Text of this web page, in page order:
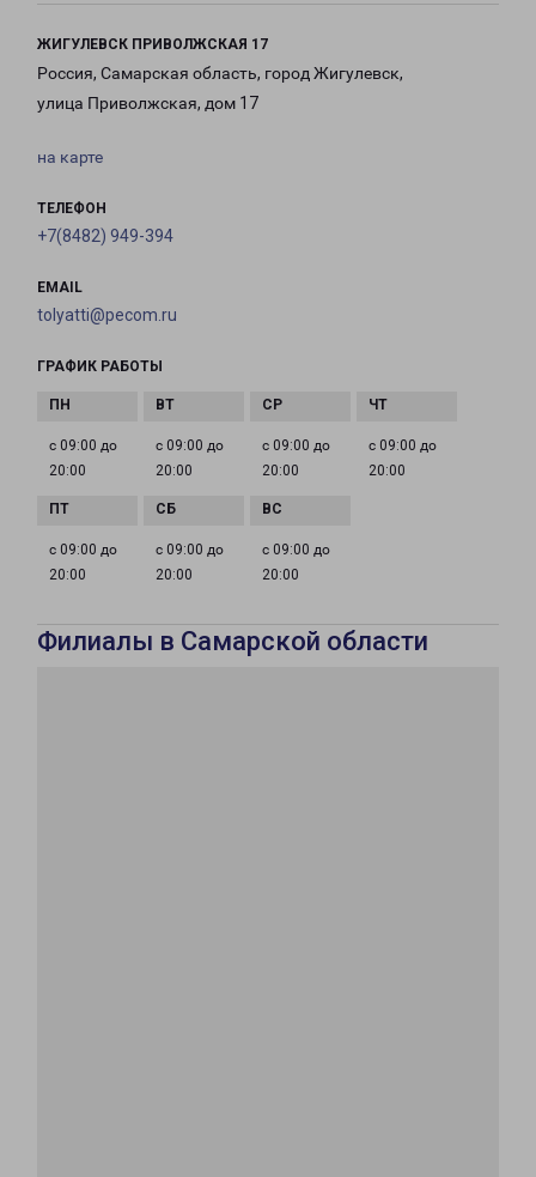
ЖИГУЛЕВСК ПРИВОЛЖСКАЯ 17
Россия, Самарская область, город Жигулевск,
улица Приволжская, дом 17
на карте
ТЕЛЕФОН
+7(8482) 949-394
EMAIL
tolyatti@pecom.ru
ГРАФИК РАБОТЫ
с 09:00 до
20:00
с 09:00 до
20:00
с 09:00 до
20:00
с 09:00 до
20:00
с 09:00 до
20:00
с 09:00 до
20:00
с 09:00 до
20:00
Филиалы в Самарской области